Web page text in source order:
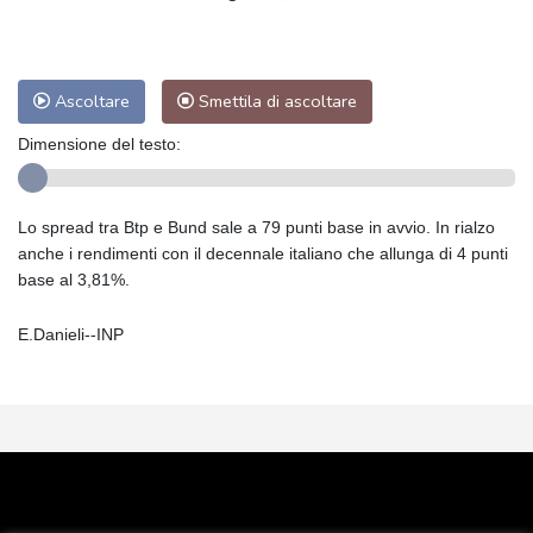
Ascoltare Smettila di ascoltare
Dimensione del testo:
Lo spread tra Btp e Bund sale a 79 punti base in avvio. In rialzo
anche i rendimenti con il decennale italiano che allunga di 4 punti
base al 3,81%.
E.Danieli--INP